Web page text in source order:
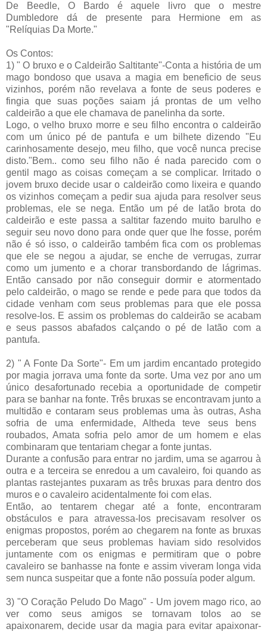
De Beedle, O Bardo é aquele livro que o mestre
Dumbledore dá de presente para Hermione em as
"Relíquias Da Morte."
Os Contos:
1) " O bruxo e o Caldeirão Saltitante"-Conta a história de um
mago bondoso que usava a magia em beneficio de seus
vizinhos, porém não revelava a fonte de seus poderes e
fingia que suas poções saiam já prontas de um velho
caldeirão a que ele chamava de panelinha da sorte.
Logo, o velho bruxo morre e seu filho encontra o caldeirão
com um único pé de pantufa e um bilhete dizendo "Eu
carinhosamente desejo, meu filho, que você nunca precise
disto."Bem.. como seu filho não é nada parecido com o
gentil mago as coisas começam a se complicar. Irritado o
jovem bruxo decide usar o caldeirão como lixeira e quando
os vizinhos começam a pedir sua ajuda para resolver seus
problemas, ele se nega. Então um pé de latão brota do
caldeirão e este passa a saltitar fazendo muito barulho e
seguir seu novo dono para onde quer que lhe fosse, porém
não é só isso, o caldeirão também fica com os problemas
que ele se negou a ajudar, se enche de verrugas, zurrar
como um jumento e a chorar transbordando de lágrimas.
Então cansado por não conseguir dormir e atormentado
pelo caldeirão, o mago se rende e pede para que todos da
cidade venham com seus problemas para que ele possa
resolve-los. E assim os problemas do caldeirão se acabam
e seus passos abafados calçando o pé de latão com a
pantufa.
2) " A Fonte Da Sorte"- Em um jardim encantado protegido
por magia jorrava uma fonte da sorte. Uma vez por ano um
único desafortunadorecebia a oportunidade de competir
para se banhar na fonte. Três bruxas se encontravam junto a
multidão e contaram seus problemas uma às outras, Asha
sofria de uma enfermidade, Altheda teve seus bens
roubados,Amata sofria pelo amor de um homem e elas
combinaram que tentariam chegar a fonte juntas.
Durante a confusão para entrar no jardim, uma se agarrou à
outra e a terceira se enredou a um cavaleiro, foi quando as
plantas rastejantes puxaram as três bruxas para dentro dos
muros e o cavaleiro acidentalmente foi com elas.
Então, ao tentarem chegar até a fonte, encontraram
obstáculos e para atravessa-los precisavam resolver os
enigmas propostos, porém ao chegarem na fonte as bruxas
perceberam que seus problemas haviam sido resolvidos
juntamente com os enigmas e permitiram que o pobre
cavaleiro se banhasse na fonte e assim viveram longa vida
sem nunca suspeitar que a fonte não possuía poder algum.
3) "O Coração Peludo Do Mago" - Um jovem mago rico, ao
ver como seus amigos se tornavam tolos ao se
apaixonarem, decide usar da magia para evitar apaixonar-